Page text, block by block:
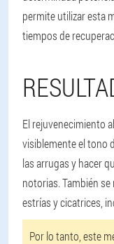
permite utilizar esta
tiempos de
El rejuvenecimiento
visiblemente el tono
las arrugas y hacer
notorias. También
estrías y cicatrices,
Por lo tanto, este